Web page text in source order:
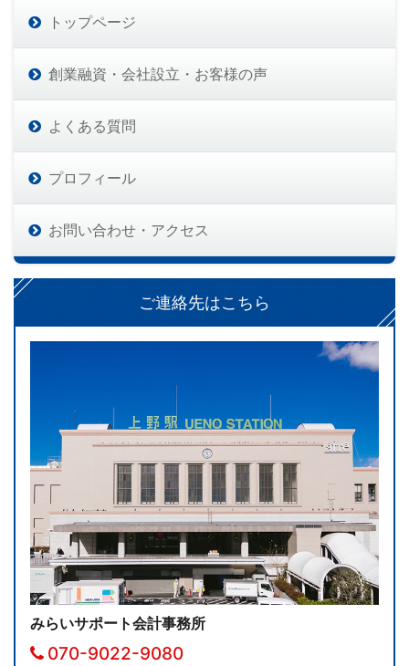
トップページ
創業融資・会社設立・お客様の声
よくある質問
プロフィール
お問い合わせ・アクセス
ご連絡先はこちら
みらいサポート会計事務所
070-9022-9080